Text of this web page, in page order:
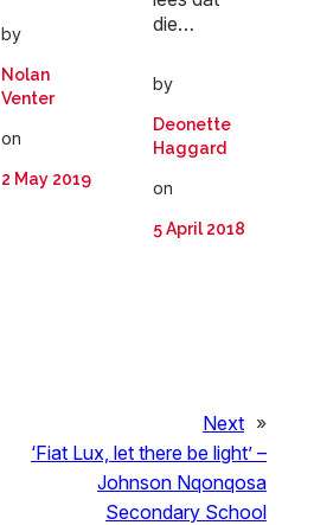
by
Nolan
Venter
on
2 May 2019
die…
by
Deonette
Haggard
on
5 April 2018
Next »
‘Fiat Lux, let there be light’ –
Johnson Nqonqosa
Secondary School